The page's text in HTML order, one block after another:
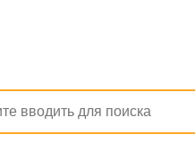
Хондропротекторы
в Виннице